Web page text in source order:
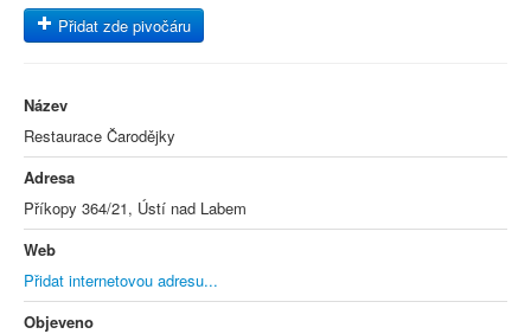
Přidat zde pivočáru
Název
Restaurace Čarodějky
Adresa
Příkopy 364/21, Ústí nad Labem
Web
Přidat internetovou adresu...
Objeveno